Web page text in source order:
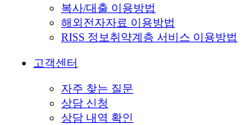
복사/대출 이용방법
해외전자자료 이용방법
RISS 정보취약계층 서비스 이용방법
고객센터
자주 찾는 질문
상담 신청
상담 내역 확인